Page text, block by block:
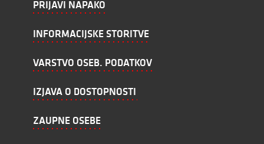
PRIJAVI NAPAKO
INFORMACIJSKE STORITVE
VARSTVO OSEB. PODATKOV
IZJAVA O DOSTOPNOSTI
ZAUPNE OSEBE